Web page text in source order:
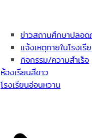
ข่าวสถานศึกษาปลอ
แจ้งเหตุภายในโรงเรี
กิจกรรม/ความสำเร็จ
ห้องเรียนสีขาว
โรงเรียนอ่อนหวาน